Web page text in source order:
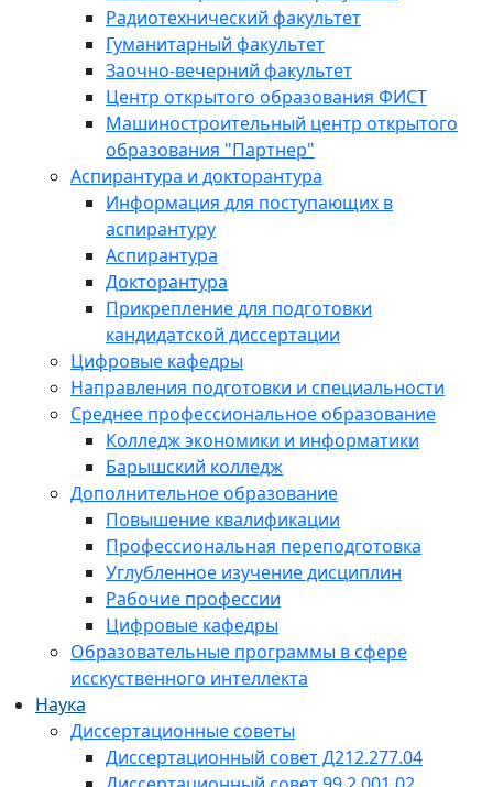
Радиотехнический факультет
Гуманитарный факультет
Заочно-вечерний факультет
Центр открытого образования ФИСТ
Машиностроительный центр открытого
образования "Партнер"
Аспирантура и докторантура
Информация для поступающих в
аспирантуру
Аспирантура
Докторантура
Прикрепление для подготовки
кандидатской диссертации
Цифровые кафедры
Направления подготовки и специальности
Среднее профессиональное образование
Колледж экономики и информатики
Барышский колледж
Дополнительное образование
Повышение квалификации
Профессиональная переподготовка
Углубленное изучение дисциплин
Рабочие профессии
Цифровые кафедры
Образовательные программы в сфере
исскуственного интеллекта
Наука
Диссертационные советы
Диссертационный совет Д212.277.04